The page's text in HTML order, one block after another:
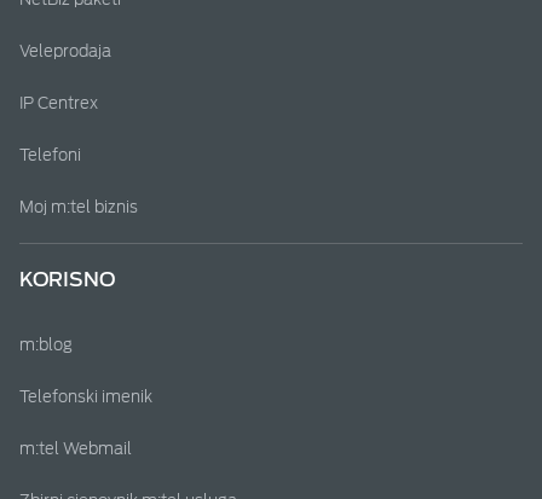
Veleprodaja
IP Centrex
Telefoni
Moj m:tel biznis
KORISNO
m:blog
Telefonski imenik
m:tel Webmail